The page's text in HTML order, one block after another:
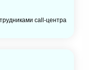
call-центра